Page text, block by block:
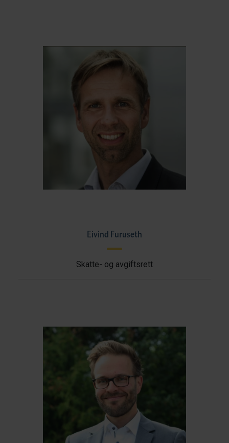
Eivind Furuseth
Skatte- og avgiftsrett